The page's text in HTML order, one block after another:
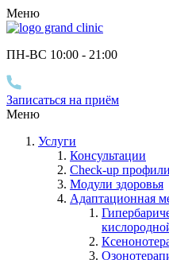
Меню
ПН-ВС 10:00 - 21 :00
Записаться на приём
Меню
Услуги
Консультации
Check-up профили
Модули здоровья
Адаптационная